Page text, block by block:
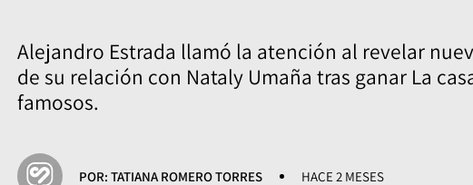
Alejandro Estrada llamó la atención al revelar
de su relación con Nataly Umaña tras ganar La
famosos.
POR: TATIANA ROMERO TORRES HACE 2 MESES